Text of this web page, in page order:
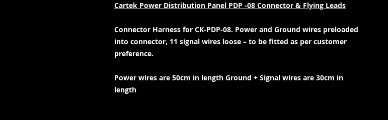
Cartek Power Distribution Panel PDP -08 Connector & Flying Leads
Connector Harness for CK-PDP-08. Power and Ground wires preloaded
into connector, 11 signal wires loose – to be fitted as per customer
preference.
Power wires are 50cm in length Ground + Signal wires are 30cm in
length